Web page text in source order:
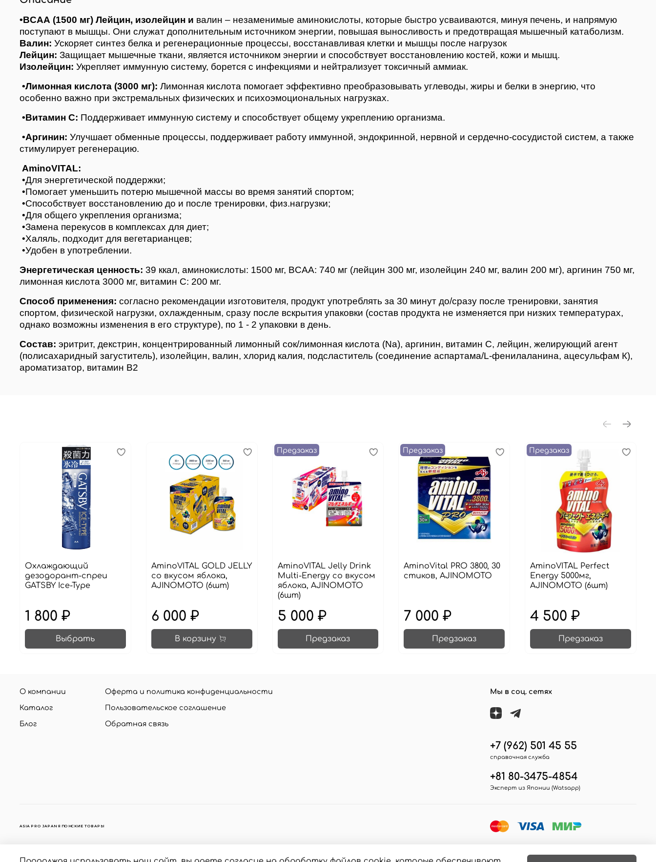
•BCAA (1500 мг) Лейцин, изолейцин и валин – незаменимые аминокислоты, которые быстро усваиваются, минуя печень, и напрямую
поступают в мышцы. Они служат дополнительным источником энергии, повышая выносливость и предотвращая мышечный катаболизм.
Валин: Ускоряет синтез белка и регенерационные процессы, восстанавливая клетки и мышцы после нагрузок
Лейцин: Защищает мышечные ткани, является источником энергии и способствует восстановлению костей, кожи и мышц.
Изолейцин: Укрепляет иммунную систему, борется с инфекциями и нейтрализует токсичный аммиак.
•Лимонная кислота (3000 мг): Лимонная кислота помогает эффективно преобразовывать углеводы, жиры и белки в энергию, что
особенно важно при экстремальных физических и психоэмоциональных нагрузках.
•Витамин С: Поддерживает иммунную систему и способствует общему укреплению организма.
•Аргинин: Улучшает обменные процессы, поддерживает работу иммунной, эндокринной, нервной и сердечно-сосудистой систем, а также
стимулирует регенерацию.
AminoVITAL:
•Для энергетической поддержки;
•Помогает уменьшить потерю мышечной массы во время занятий спортом;
•Cпособствует восстановлению до и после тренировки, физ.нагрузки;
•Для общего укрепления организма;
•Замена перекусов в комплексах для диет;
•Халяль, подходит для вегетарианцев;
•Удобен в употреблении.
Энергетическая ценность: 39 ккал, аминокислоты: 1500 мг, BCAA: 740 мг (лейцин 300 мг, изолейцин 240 мг, валин 200 мг), аргинин 750 мг,
лимонная кислота 3000 мг, витамин С: 200 мг.
Способ применения: согласно рекомендации изготовителя, продукт употреблять за 30 минут до/сразу после тренировки, занятия
спортом, физической нагрузки, охлажденным, сразу после вскрытия упаковки (состав продукта не изменяется при низких температурах,
однако возможны изменения в его структуре), по 1 - 2 упаковки в день.
Состав: эритрит, декстрин, концентрированный лимонный сок/лимонная кислота (Na), аргинин, витамин С, лейцин, желирующий агент
(полисахаридный загуститель), изолейцин, валин, хлорид калия, подсластитель (соединение аспартама/L-фенилаланина, ацесульфам К),
ароматизатор, витамин B2
Охлаждающий
дезодорант-спреи
GATSBY Ice-Type
1 800 ₽
Выбрать
AminoVITAL GOLD JELLY
со вкусом яблока,
AJINOMOTO (6шт)
6 000 ₽
В корзину
Предзаказ
AminoVITAL Jelly Drink
Multi-Energy со вкусом
яблока, AJINOMOTO
(6шт)
5 000 ₽
Предзаказ
Предзаказ
AminoVital PRO 3800, 30
стиков, AJINOMOTO
7 000 ₽
Предзаказ
Предзаказ
AminoVITAL Perfect
Energy 5000мг,
AJINOMOTO (6шт)
4 500 ₽
Предзаказ
О компании
Каталог
Блог
Оферта и политика конфиденциальности
Пользовательское соглашение
Обратная связь
Мы в соц. сетях
+7 (962) 501 45 55
справочная служба
+81 80-3475-4854
Эксперт из Японии (Watsapp)
ASIA PRO JAPAN ЯПОНСКИЕ ТОВАРЫ